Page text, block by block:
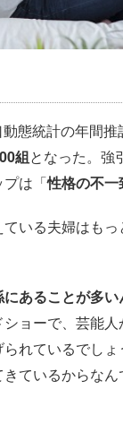
態統計の年間推
組となった。強
プは「性格の不一
いる夫婦はも
あることが多
ョーで、芸能
れているでし
ているからな